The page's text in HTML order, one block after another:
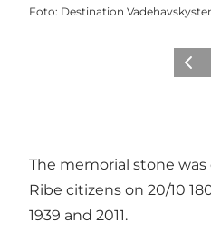
Foto: Destination
The memorial stone
Ribe citizens on 20/10
1939 and 2011.